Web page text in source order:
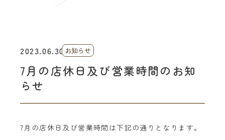
2023.06.30 お知らせ
7月の店休日及び営業時間のお知
らせ
7月の店休日及び営業時間は下記の通りとなります。